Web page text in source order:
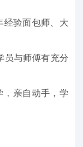
经验面包师、大
员与师傅有充分
，亲自动手，学